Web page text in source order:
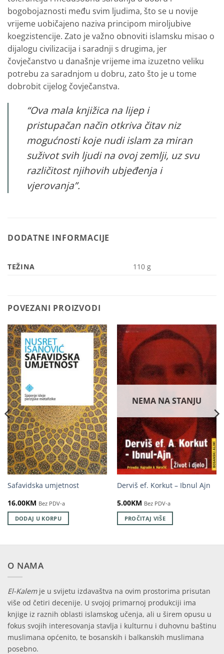
bogobojaznosti među svim ljudima, što se u novije
vrijeme uobičajeno naziva principom miroljubive
koegzistencije. Zato je važno obnoviti islamsku misao o
dijalogu civilizacija i saradnji s drugima, jer
čovječanstvo u današnje vrijeme ima izuzetno veliku
potrebu za saradnjom u dobru, zato što je u tome
dobrobit cijelog čovječanstva.
“Ova mala knjižica na lijep i
pristupačan način otkriva čitav niz
mogućnosti koje nudi islam za miran
suživot svih ljudi na ovoj zemlji, uz svu
različitost njihovih ubjeđenja i
vjerovanja”.
DODATNE INFORMACIJE
TEŽINA 110 g
POVEZANI PROIZVODI
Safavidska umjetnost
16.00KM Bez PDV-a
DODAJ U KORPU
NEMA NA STANJU
Derviš ef. Korkut – Ibnul Ajn
5.00KM Bez PDV-a
PROČITAJ VIŠE
O NAMA
El-Kalemje u svijetu izdavaštva na ovim prostorima prisutan
više od četiri decenije. U svojoj primarnoj produkciji ima
knjige iz raznih oblasti islamskog učenja, ali u širem opusu u
fokus svojih interesovanja stavlja i kulturnu i duhovnu baštinu
muslimana općenito, te bosanskih i balkanskih muslimana
posebno.